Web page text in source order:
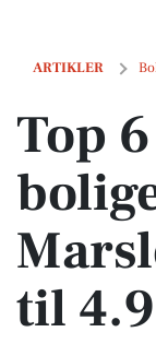
ARTIKLER
Top 6 over
Top
til